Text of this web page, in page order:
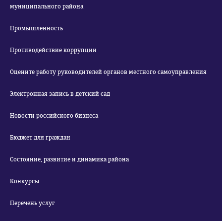
муниципального района
Промышленность
Противодействие коррупции
Оцените работу руководителей органов местного самоуправления
Электронная запись в детский сад
Новости российского бизнеса
Бюджет для граждан
Состояние, развитие и динамика района
Конкурсы
Перечень услуг